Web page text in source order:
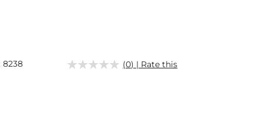
8238 (0) | Rate this